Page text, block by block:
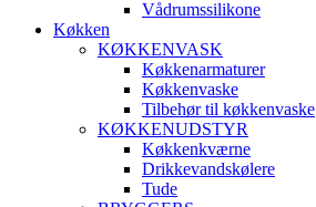
Vådrumssilikone
Køkken
KØKKENVASK
Køkkenarmaturer
Køkkenvaske
Tilbehør til køkkenvaske
KØKKENUDSTYR
Køkkenkværne
Drikkevandskølere
Tude